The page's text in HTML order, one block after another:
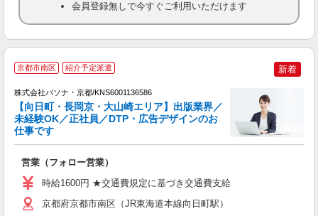
会員登録無しで今すぐご利用いただけます
京都市南区 紹介予定派遣 新着
株式会社パソナ・京都/KNS6001136586
【向日町・長岡京・大山崎エリア】出版業界／
未経験OK／正社員／DTP・広告デザインのお
仕事です
営業（フォロー営業）
時給1600円 ★交通費規定に基づき交通費支給
京都府京都市南区（JR東海道本線向日町駅）